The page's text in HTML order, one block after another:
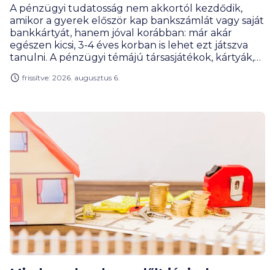
A pénzügyi tudatosság nem akkortól kezdődik,
amikor a gyerek először kap bankszámlát vagy saját
bankkártyát, hanem jóval korábban: már akár
egészen kicsi, 3-4 éves korban is lehet ezt játszva
tanulni. A pénzügyi témájú társasjátékok, kártyák,
meg tervezni, mérlegelni, gyűjteni vagy éppen
BiztosDöntés.hu gyűjtéséből kiderül, hogy akár az
egyetemisták is találnak olyan játékot, ami segít
nekik meghozni az első nagy pénzügyi
elhatározásukat.
frissítve: 2026. augusztus 6.